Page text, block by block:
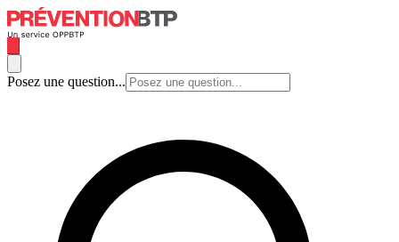
Posez une question...